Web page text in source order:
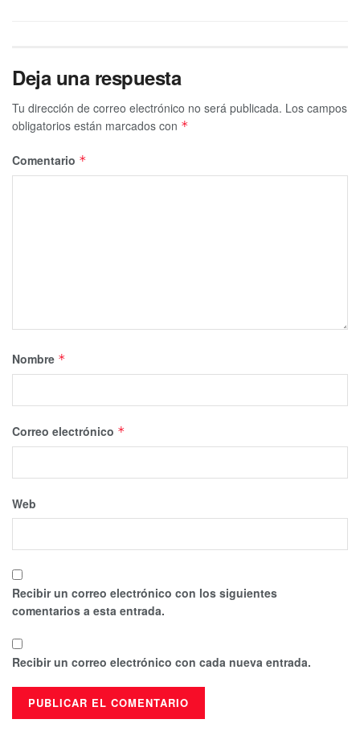
Deja una respuesta
Tu dirección de correo electrónico no será publicada. Los campos
obligatorios están marcados con *
Comentario *
Nombre *
Correo electrónico *
Web
Recibir un correo electrónico con los siguientes
comentarios a esta entrada.
Recibir un correo electrónico con cada nueva entrada.